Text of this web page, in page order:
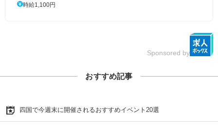
時給1,100円
Sponsored by
おすすめ記事
四国で今週末に開催されるおすすめイベント20選